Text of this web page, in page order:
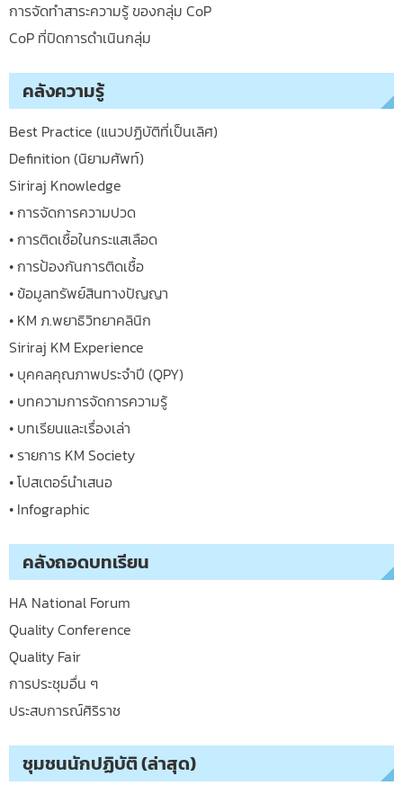
การจัดทำสาระความรู้ ของกลุ่ม CoP
CoP ที่ปิดการดำเนินกลุ่ม
คลังความรู้
Best Practice (แนวปฏิบัติที่เป็นเลิศ)
Definition (นิยามศัพท์)
Siriraj Knowledge
• การจัดการความปวด
• การติดเชื้อในกระแสเลือด
• การป้องกันการติดเชื้อ
• ข้อมูลทรัพย์สินทางปัญญา
• KM ภ.พยาธิวิทยาคลินิก
Siriraj KM Experience
• บุคคลคุณภาพประจำปี (QPY)
• บทความการจัดการความรู้
• บทเรียนและเรื่องเล่า
• รายการ KM Society
• โปสเตอร์นำเสนอ
• Infographic
คลังถอดบทเรียน
HA National Forum
Quality Conference
Quality Fair
การประชุมอื่น ๆ
ประสบการณ์ศิริราช
ชุมชนนักปฏิบัติ (ล่าสุด)